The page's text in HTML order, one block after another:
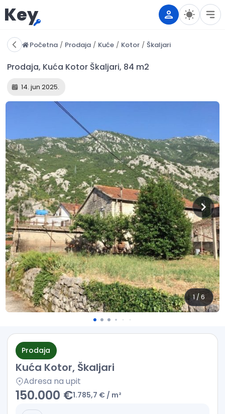
Key
Početna / Prodaja / Kuće / Kotor / Škaljari
14. jun 2025.
1 / 6
Prodaja
Kuća Kotor, Škaljari
Adresa na upit
150.000 €1.785,7 €/ m²